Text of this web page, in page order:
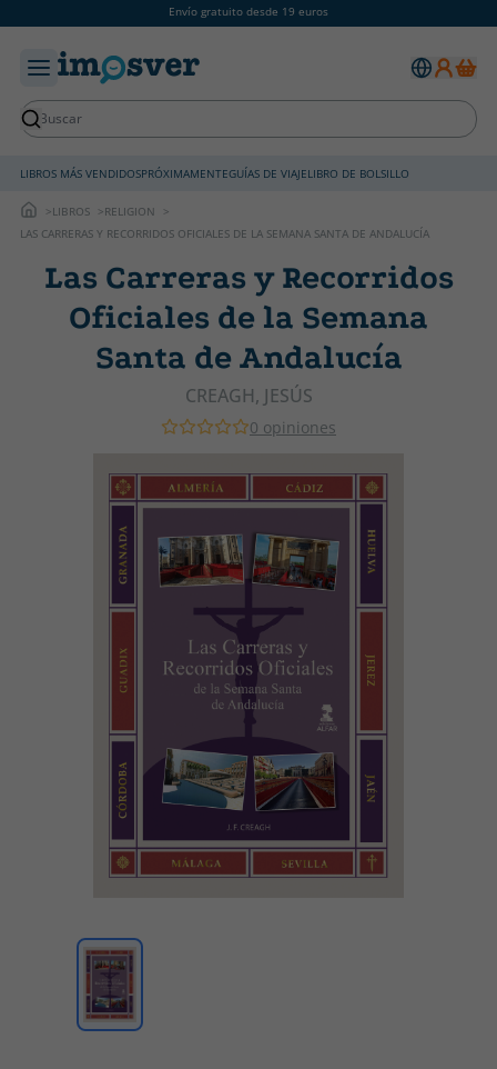
Envío gratuito desde 19 euros
LIBROS MÁS VENDIDOSPRÓXIMAMENTEGUÍAS DE VIAJELIBRO DE BOLSILLO
LIBROS
RELIGION
LAS CARRERAS Y RECORRIDOS OFICIALES DE LA SEMANA SANTA DE ANDALUCÍA
Las Carreras y Recorridos
Oficiales de la Semana
Santa de Andalucía
CREAGH, JESÚS
0 opiniones